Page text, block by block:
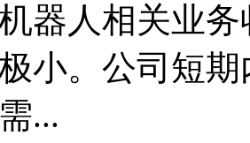
器人相关业
小。公司短
...